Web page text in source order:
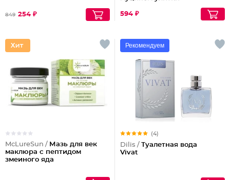
849 254 ₽ 594 ₽
McLureSun / Мазь для век
маклюра с пептидом
змеиного яда
Рекомендуем
(4)
Dilis / Туалетная вода
Vivat